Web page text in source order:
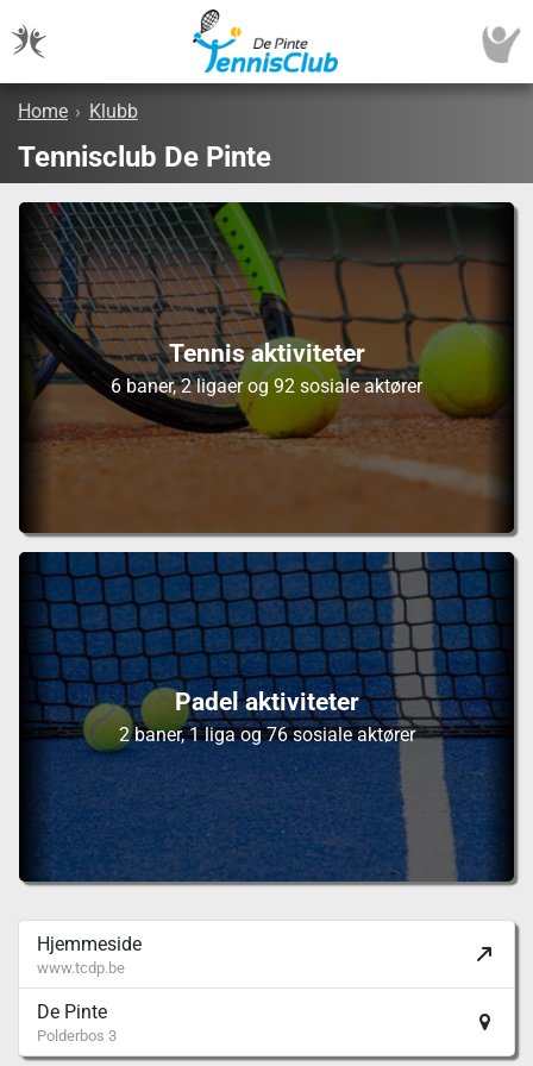
Home › Klubb
Tennisclub De Pinte
Tennis aktiviteter
6 baner, 2 ligaer og 92 sosiale aktører
Padel aktiviteter
2 baner, 1 liga og 76 sosiale aktører
Hjemmeside
www.tcdp.be
De Pinte
Polderbos 3